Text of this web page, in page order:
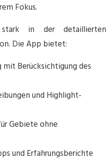
Fokus.
in der detaillierten
Die App bietet:
Berücksichtigung des
und Highlight-
Gebiete ohne
und Erfahrungsberichte